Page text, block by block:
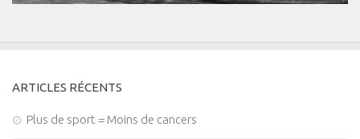
ARTICLES RÉCENTS
Plus de sport = Moins de cancers